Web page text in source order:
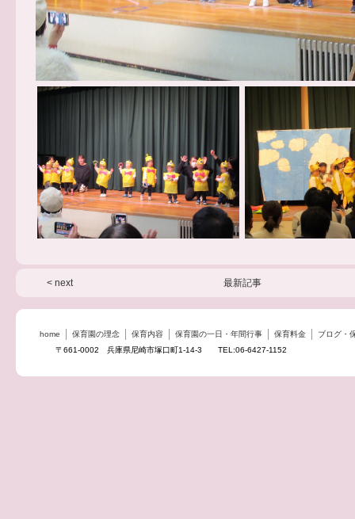
< next 最新記事
home 保育園の理念 保育内容 保育園の一日・年間行事 保育料金
ブログ・
〒661-0002 兵庫県尼崎市塚口町1-14-3 TEL:06-6427-1152